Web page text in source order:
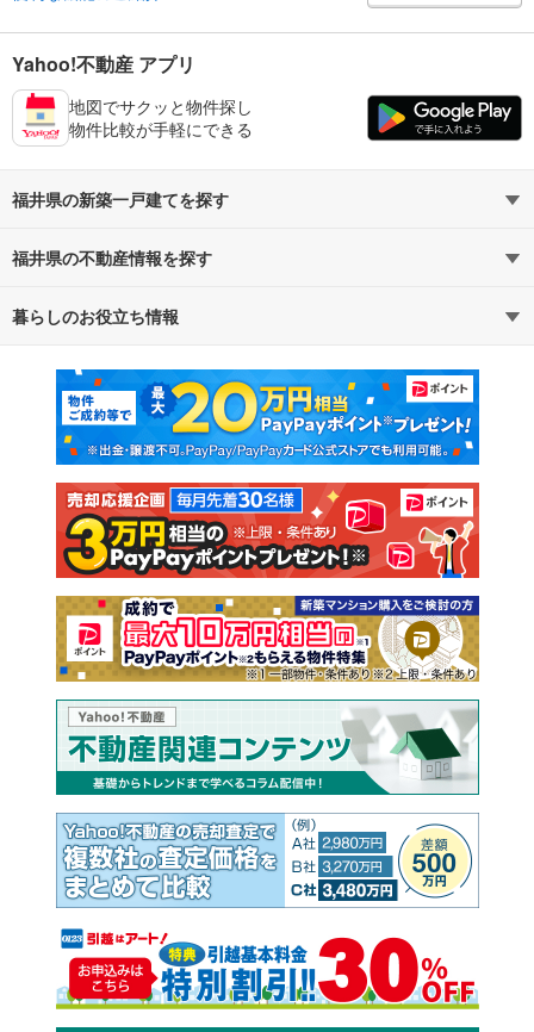
Yahoo!不動産 アプリ
地図でサクッと物件探し
物件比較が手軽にできる
福井県の新築一戸建てを探す
路線・駅から探す
通勤・通学時間から探す
福井県の不動産情報を探す
不動産・住宅
新築マンション 中古マンション
新築一戸建て 中古一戸建て
注文住宅 土地
売却査定
暮らしのお役立ち情報
マンションカタログ 教えて！住まいの先生